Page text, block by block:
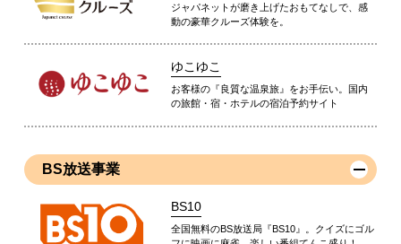
ジャパネットが磨き上げたおもてなしで、感
動の豪華クルーズ体験を。
ゆこゆこ
お客様の『良質な温泉旅』をお手伝い。国内
の旅館・宿・ホテルの宿泊予約サイト
BS放送事業
BS10
全国無料のBS放送局『BS10』。クイズにゴル